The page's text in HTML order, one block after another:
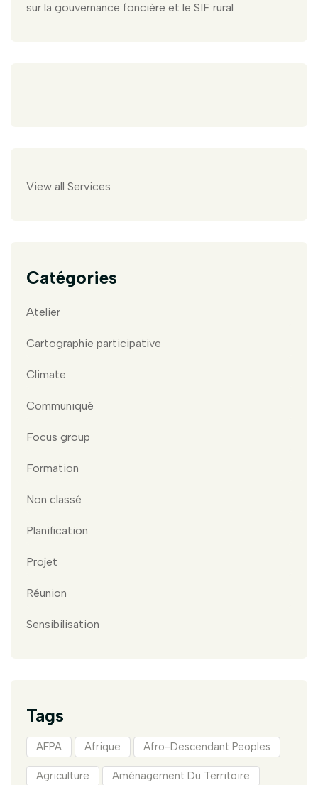
sur la gouvernance foncière et le SIF rural
View all Services
Catégories
Atelier
Cartographie participative
Climate
Communiqué
Focus group
Formation
Non classé
Planification
Projet
Réunion
Sensibilisation
Tags
AFPA Afrique Afro-Descendant Peoples
Agriculture Aménagement Du Territoire